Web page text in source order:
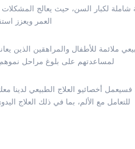
شاملة لكبار السن، حيث يعالج المشكلات
العمر ويعزز
ملائمة للأطفال والمراهقين الذين
لمساعدتهم على بلوغ مراحل
أخصائيو العلاج الطبيعي لدينا
للتعامل مع الألم، بما في ذلك العلاج